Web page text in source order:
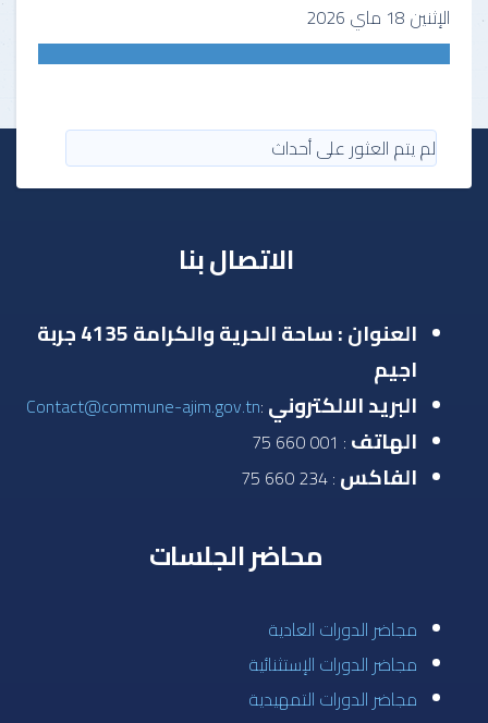
الإثنين 18 ماي 2026
لم يتم العثور على أحداث
الاتصال بنا
العنوان : ساحة الحرية والكرامة 4135 جربة
اجيم
البريد الالكتروني :
Contact@commune-ajim.gov.tn
الهاتف : 001 660 75
الفاكس : 234 660 75
محاضر الجلسات
مجاضر الدورات العادية
مجاضر الدورات الإستثنائية
مجاضر الدورات التمهيدية